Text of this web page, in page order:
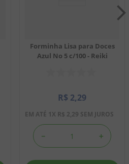
Forminha Lisa para Doces
Azul No 5 c/100 - Reiki
R$ 2,29
EM ATÉ 1X R$ 2,29 SEM JUROS
＋
－